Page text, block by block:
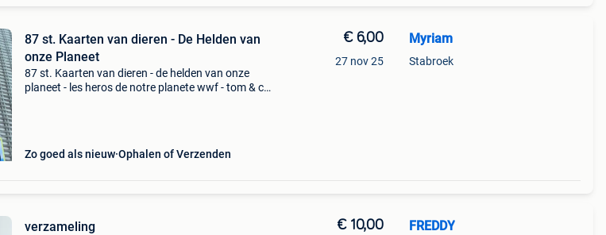
87 st. Kaarten van dieren - De Helden van
onze Planeet
87 st. Kaarten van dieren - de helden van onze
planeet - les heros de notre planete wwf - tom & co -
Zo goed als nieuw Ophalen of Verzenden
€ 6,00
27 nov 25
Myriam
Stabroek
verzameling € 10,00 FREDDY